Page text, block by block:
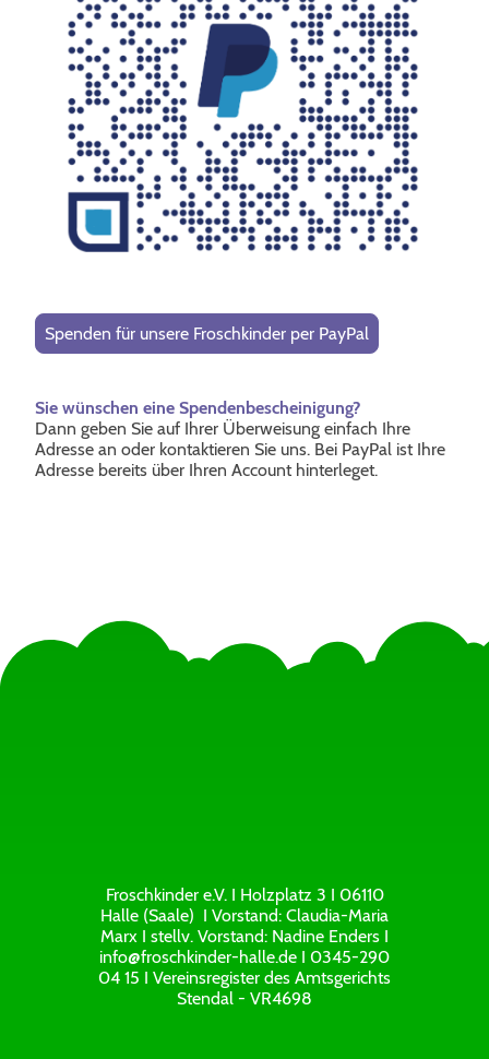
Spenden für unsere Froschkinder per PayPal
Sie wünschen eine Spendenbescheinigung?
Dann geben Sie auf Ihrer Überweisung einfach Ihre
Adresse an oder kontaktieren Sie uns. Bei PayPal ist Ihre
Adresse bereits über Ihren Account hinterleget.
Froschkinder e.V. I Holzplatz 3 I 06110
Halle (Saale) I Vorstand: Claudia-Maria
Marx I stellv. Vorstand: Nadine Enders I
info@froschkinder-halle.de I 0345-290
04 15 I Vereinsregister des Amtsgerichts
Stendal - VR4698